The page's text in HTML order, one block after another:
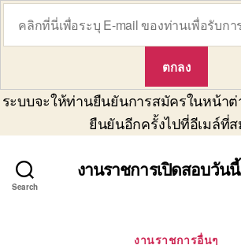
ระบบจะให้ท่านยืนยันการสมัครในหน้า
ยืนยันอีกครั้งไปที่อีเมล์ที่
Search
งานราชการเปิดสอบวัน
Categories
งานราชการอื่นๆ